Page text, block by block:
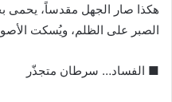
هكذا صار الجهل مقدساً،
الصبر على الظلم، ويُسكت
■ الفساد… سرطان متجذّر